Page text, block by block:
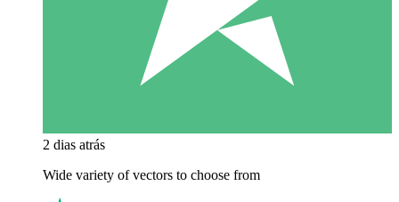
2 dias atrás
Wide variety of vectors to choose from